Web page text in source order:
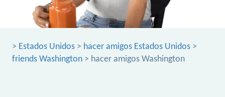
> Estados Unidos > hacer amigos Estados Unidos >
friends Washington > hacer amigos Washington